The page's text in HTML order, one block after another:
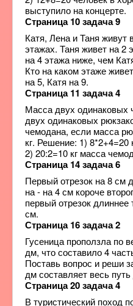
выступило на концерте.
Страница 10 задача 9
Катя, Лена и Таня живут
этажах. Таня живет на
на 4 этажа ниже, чем
Кто на каком этаже
на 5, Катя на 9.
Страница 11 задача 4
Масса двух одинаковых
двух одинаковых
чемодана, если масса
кг. Решение: 1) 8*2+4=20
2) 20:2=10 кг масса
Страница 14 задача 6
Первый отрезок на 8 см
на - на 4 см короче
первый отрезок
см.
Страница 16 задача 2
Гусеница проползла по
дм, что составило 4
Поставь вопрос и реши
дм составляет весь
Страница 20 задача 4
В туристический поход